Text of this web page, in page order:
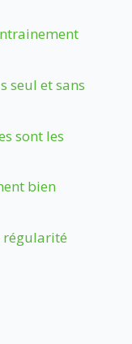
seul et sans
sont les
bien
régularité